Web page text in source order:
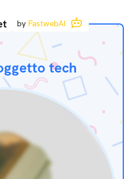
by FastwebAI
tech